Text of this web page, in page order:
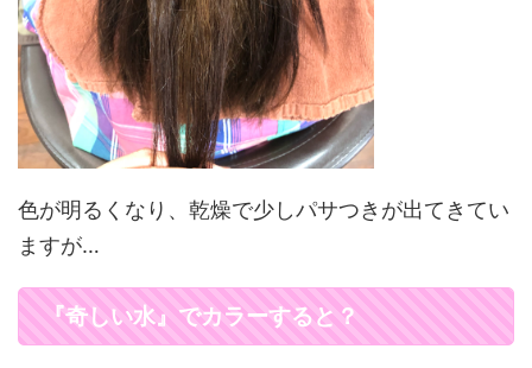
色が明るくなり、乾燥で少しパサつきが出てきてい
ますが…
『奇しい水』でカラーすると？